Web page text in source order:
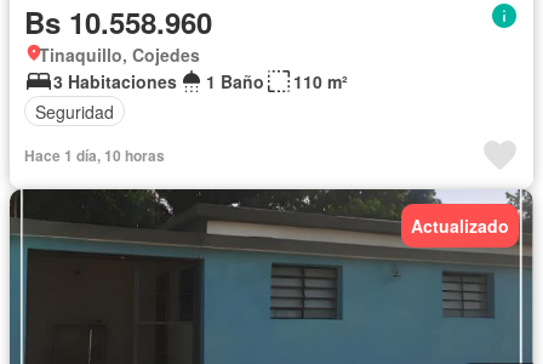
Bs 10.558.960
Tinaquillo, Cojedes
3 Habitaciones
1 Baño
110 m²
Seguridad
Hace 1 día, 10 horas
Actualizado